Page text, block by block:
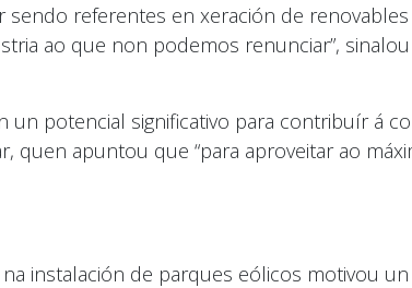
referentes en xeración de
ao que non podemos renunciar”,
potencial significativo para contribuír á
quen apuntou que “para aproveitar ao
instalación de parques eólicos motivou